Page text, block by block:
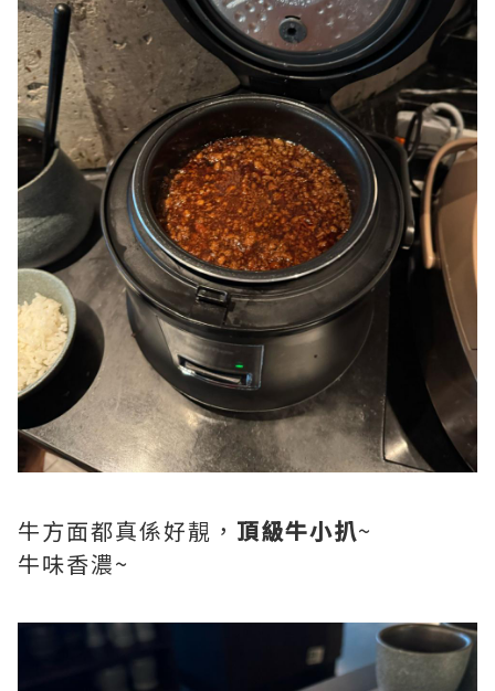
牛方面都真係好靚， 頂級牛小扒~
牛味香濃~